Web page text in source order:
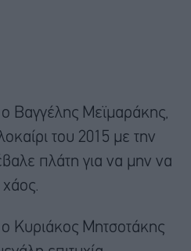
ο Βαγγέλης Μεϊμαράκης,
του 2015 με την
πλάτη για να μην να
χάος.
ο Κυριάκος Μητσοτάκης